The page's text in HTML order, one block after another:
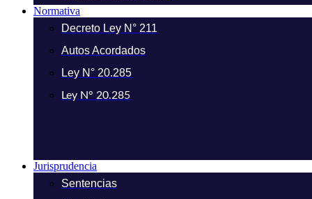
Normativa
Decreto Ley N° 211
Autos Acordados
Ley N° 20.285
Ley N° 20.285
Jurisprudencia
Sentencias